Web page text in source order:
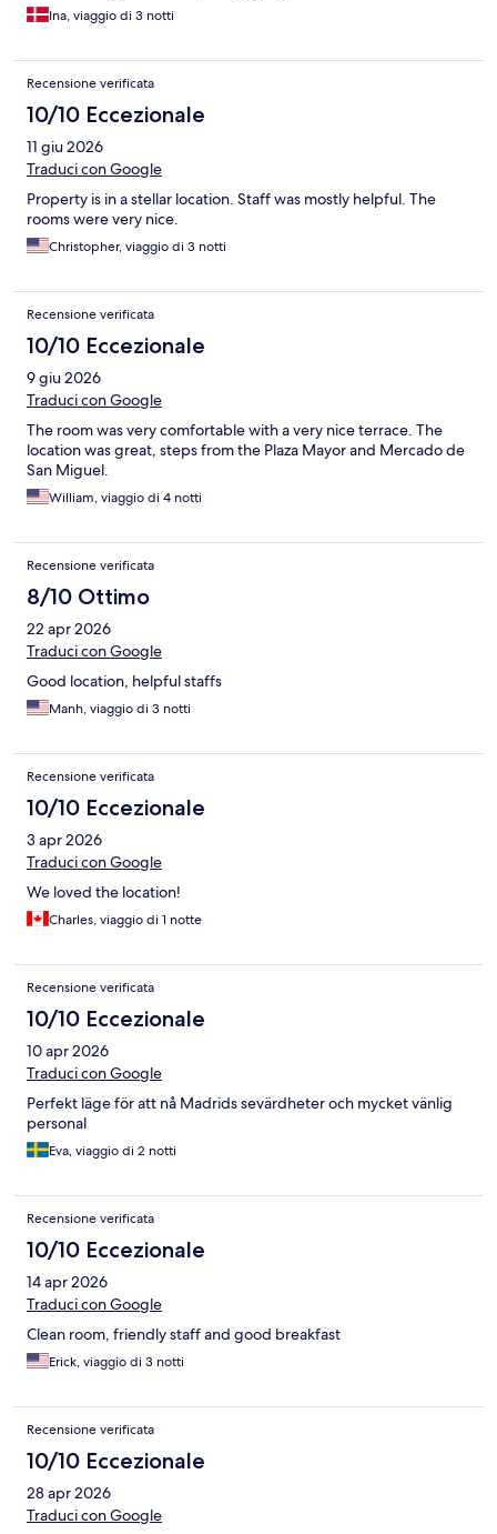
Ina, viaggio di 3 notti
Recensione verificata
10/10 Eccezionale
11 giu 2026
Traduci con Google
Property is in a stellar location. Staff was mostly helpful. The
rooms were very nice.
Christopher, viaggio di 3 notti
Recensione verificata
10/10 Eccezionale
9 giu 2026
Traduci con Google
The room was very comfortable with a very nice terrace. The
location was great, steps from the Plaza Mayor and Mercado de
San Miguel.
William, viaggio di 4 notti
Recensione verificata
8/10 Ottimo
22 apr 2026
Traduci con Google
Good location, helpful staffs
Manh, viaggio di 3 notti
Recensione verificata
10/10 Eccezionale
3 apr 2026
Traduci con Google
We loved the location!
Charles, viaggio di 1 notte
Recensione verificata
10/10 Eccezionale
10 apr 2026
Traduci con Google
Perfekt läge för att nå Madrids sevärdheter och mycket vänlig
personal
Eva, viaggio di 2 notti
Recensione verificata
10/10 Eccezionale
14 apr 2026
Traduci con Google
Clean room, friendly staff and good breakfast
Erick, viaggio di 3 notti
Recensione verificata
10/10 Eccezionale
28 apr 2026
Traduci con Google